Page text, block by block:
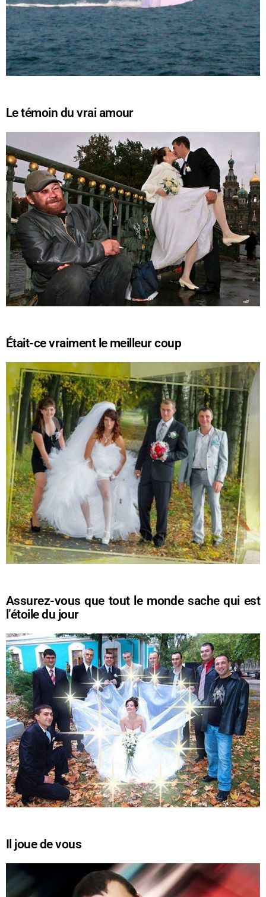
Le témoin du vrai amour
Était-ce vraiment le meilleur coup
Assurez-vous que tout le monde sache qui est
l’étoile du jour
Il joue de vous